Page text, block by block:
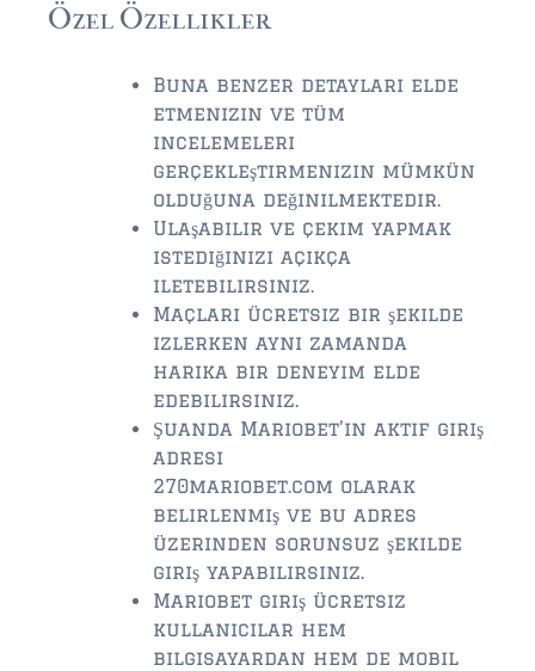
Özel Özellikler
Buna benzer detayları elde
etmenizin ve tüm
incelemeleri
gerçekleştirmenizin mümkün
olduğuna değinilmektedir.
Ulaşabilir ve çekim yapmak
istediğinizi açıkça
iletebilirsiniz.
Maçları ücretsiz bir şekilde
izlerken aynı zamanda
harika bir deneyim elde
edebilirsiniz.
Şuanda Mariobet’in aktif giriş
adresi
270mariobet.com olarak
belirlenmiş ve bu adres
üzerinden sorunsuz şekilde
giriş yapabilirsiniz.
Mariobet giriş ücretsiz
kullanıcılar hem
bilgisayardan hem de mobil